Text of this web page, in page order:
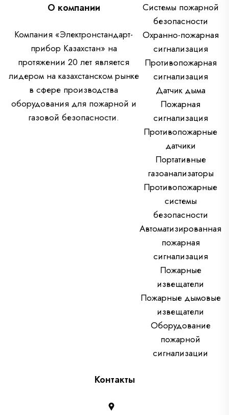
О компании
Компания «Электронстандарт-
прибор Казахстан» на
протяжении 20 лет является
лидером на казахстанском рынке
в сфере производства
оборудования для пожарной и
газовой безопасности.
Системы пожарной
безопасности
Охранно-пожарная
сигнализация
Противопожарная
сигнализация
Датчик дыма
Пожарная
сигнализация
Противопожарные
датчики
Портативные
газоанализаторы
Противопожарные
системы
безопасности
Автоматизированная
пожарная
сигнализация
Пожарные
извещатели
Пожарные дымовые
извещатели
Оборудование
пожарной
сигнализации
Контакты